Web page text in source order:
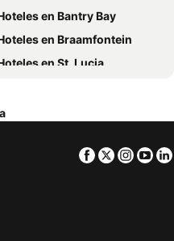
Hoteles en Puerto Plata
en Bantry Bay
en Braamfontein
en St. Lucia
en Panorama
Hoteles en White RiverFacebook
Twitter